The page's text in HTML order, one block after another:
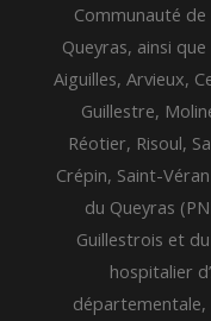
Communauté
Queyras, ainsi
Aiguilles, Arvieux,
Guillestre,
Réotier, Risoul,
Crépin, Saint-
du Queyras
Guillestrois et
hospitalier
départementale,